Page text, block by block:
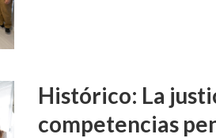
Histórico: La
competencias